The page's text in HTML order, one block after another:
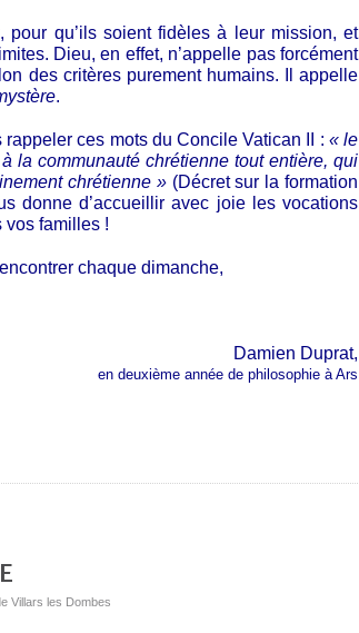
pour qu’ils soient fidèles à leur mission, et
Dieu, en effet, n’appelle pas forcément
des critères purement humains. Il appelle
.
ces mots du Concile Vatican II : « le
la communauté chrétienne tout entière, qui
chrétienne » (Décret sur la formation
donne d’accueillir avec joie les vocations
vos familles !
chaque dimanche,
Damien Duprat,
en deuxième année de philosophie à Ars
Villars les Dombes